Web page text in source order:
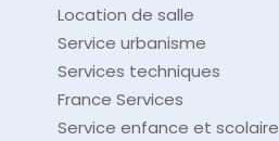
Location de salle
Service urbanisme
Services techniques
France Services
Service enfance et scolaire